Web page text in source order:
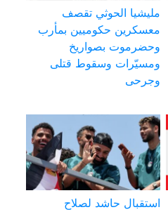
مليشيا الحوثي تقصف
معسكرين حكوميين بمأرب
وحضرموت بصواريخ
ومسيّرات وسقوط قتلى
وجرحى
استقبال حاشد لصلاح